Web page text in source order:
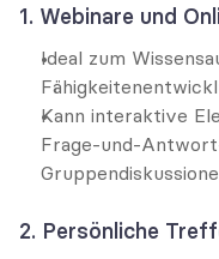
1. Webinare und
Ideal zum
Kann interaktive
Frage-und-
2. Persönliche